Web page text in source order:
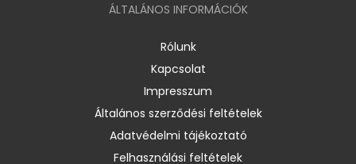
ÁLTALÁNOS INFORMÁCIÓK
Rólunk
Kapcsolat
Impresszum
Általános szerződési feltételek
Adatvédelmi tájékoztató
Felhasználási feltételek